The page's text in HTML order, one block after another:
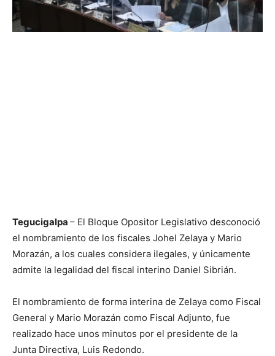
Tegucigalpa – El Bloque Opositor Legislativo desconoció
el nombramiento de los fiscales Johel Zelaya y Mario
Morazán, a los cuales considera ilegales, y únicamente
admite la legalidad del fiscal interino Daniel Sibrián.
El nombramiento de forma interina de Zelaya como Fiscal
General y Mario Morazán como Fiscal Adjunto, fue
realizado hace unos minutos por el presidente de la
Junta Directiva, Luis Redondo.